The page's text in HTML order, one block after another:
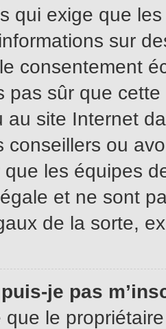
qui exige que
sur
consentement
pas sûr que
au site Internet
conseillers ou
que les équipes
et ne sont
de la sorte,
je pas
que le